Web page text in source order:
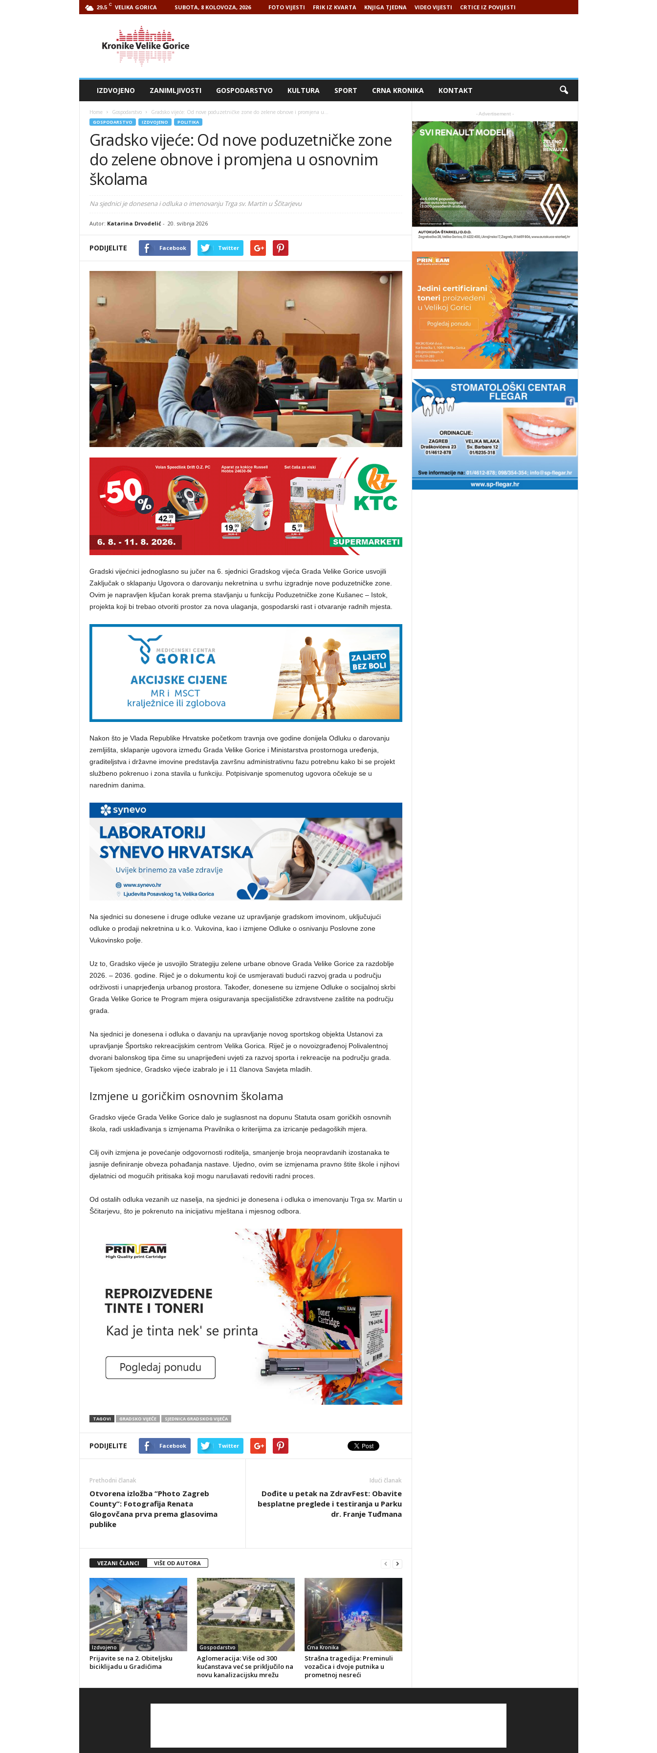
29.5 C VELIKA GORICA SUBOTA, 8 KOLOVOZA, 2026 FOTO VIJESTI FRIK IZ KVARTA KNJIGA TJEDNA VIDEO VIJESTI CRTICE IZ POVIJESTI
IZDVOJENO ZANIMLJIVOSTI GOSPODARSTVO KULTURA SPORT CRNA KRONIKA KONTAKT
Home Gospodarstvo Gradsko vijeće: Od nove poduzetničke zone do zelene obnove i promjena u...
GOSPODARSTVO IZDVOJENO POLITIKA
Gradsko vijeće: Od nove poduzetničke zone
do zelene obnove i promjena u osnovnim
školama
Na sjednici je donesena i odluka o imenovanju Trga sv. Martin u Ščitarjevu
Autor: Katarina Drvodelić- 20. svibnja 2026
PODIJELITE Facebook Twitter
Gradski vijećnici jednoglasno su jučer na 6. sjednici Gradskog vijeća Grada Velike Gorice usvojili
Zaključak o sklapanju Ugovora o darovanju nekretnina u svrhu izgradnje nove poduzetničke zone.
Ovim je napravljen ključan korak prema stavljanju u funkciju Poduzetničke zone Kušanec – Istok,
projekta koji bi trebao otvoriti prostor za nova ulaganja, gospodarski rast i otvaranje radnih mjesta.
Nakon što je Vlada Republike Hrvatske početkom travnja ove godine donijela Odluku o darovanju
zemljišta, sklapanje ugovora između Grada Velike Gorice i Ministarstva prostornoga uređenja,
graditeljstva i državne imovine predstavlja završnu administrativnu fazu potrebnu kako bi se projekt
službeno pokrenuo i zona stavila u funkciju. Potpisivanje spomenutog ugovora očekuje se u
narednim danima.
Na sjednici su donesene i druge odluke vezane uz upravljanje gradskom imovinom, uključujući
odluke o prodaji nekretnina u k.o. Vukovina, kao i izmjene Odluke o osnivanju Poslovne zone
Vukovinsko polje.
Uz to, Gradsko vijeće je usvojilo Strategiju zelene urbane obnove Grada Velike Gorice za razdoblje
2026. – 2036. godine. Riječ je o dokumentu koji će usmjeravati budući razvoj grada u području
održivosti i unaprjeđenja urbanog prostora. Također, donesene su izmjene Odluke o socijalnoj skrbi
Grada Velike Gorice te Program mjera osiguravanja specijalističke zdravstvene zaštite na području
grada.
Na sjednici je donesena i odluka o davanju na upravljanje novog sportskog objekta Ustanovi za
upravljanje Športsko rekreacijskim centrom Velika Gorica. Riječ je o novoizgrađenoj Polivalentnoj
dvorani balonskog tipa čime su unaprijeđeni uvjeti za razvoj sporta i rekreacije na području grada.
Tijekom sjednice, Gradsko vijeće izabralo je i 11 članova Savjeta mladih.
Izmjene u goričkim osnovnim školama
Gradsko vijeće Grada Velike Gorice dalo je suglasnost na dopunu Statuta osam goričkih osnovnih
škola, radi usklađivanja s izmjenama Pravilnika o kriterijima za izricanje pedagoških mjera.
Cilj ovih izmjena je povećanje odgovornosti roditelja, smanjenje broja neopravdanih izostanaka te
jasnije definiranje obveza pohađanja nastave. Ujedno, ovim se izmjenama pravno štite škole i njihovi
djelatnici od mogućih pritisaka koji mogu narušavati redoviti radni proces.
Od ostalih odluka vezanih uz naselja, na sjednici je donesena i odluka o imenovanju Trga sv. Martin u
Ščitarjevu, što je pokrenuto na inicijativu mještana i mjesnog odbora.
TAGOVI GRADSKO VIJEĆE SJEDNICA GRADSKOG VIJEĆA
PODIJELITE Facebook Twitter
Prethodni članak
Otvorena izložba “Photo Zagreb
County”: Fotografija Renata
Glogovčana prva prema glasovima
publike
Idući članak
Dođite u petak na ZdravFest: Obavite
besplatne preglede i testiranja u Parku
dr. Franje Tuđmana
VEZANI ČLANCI VIŠE OD AUTORA
Izdvojeno
Prijavite se na 2. Obiteljsku
biciklijadu u Gradićima
Gospodarstvo
Aglomeracija: Više od 300
kućanstava već se priključilo na
novu kanalizacijsku mrežu
Crna Kronika
Strašna tragedija: Preminuli
vozačica i dvoje putnika u
prometnoj nesreći
- Advertisement -